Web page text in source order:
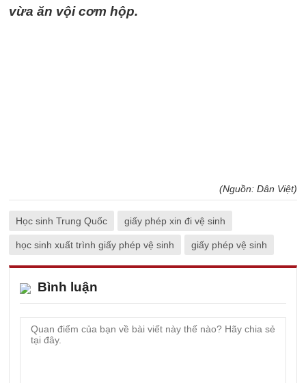
vừa ăn vội cơm hộp.
(Nguồn: Dân Việt)
Học sinh Trung Quốc giấy phép xin đi vệ sinh
học sinh xuất trình giấy phép vệ sinh giấy phép vệ sinh
Bình luận